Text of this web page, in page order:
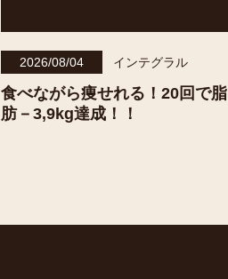
2026/08/04 インテグラル
食べながら痩せれる！20回で脂
肪－3,9kg達成！！